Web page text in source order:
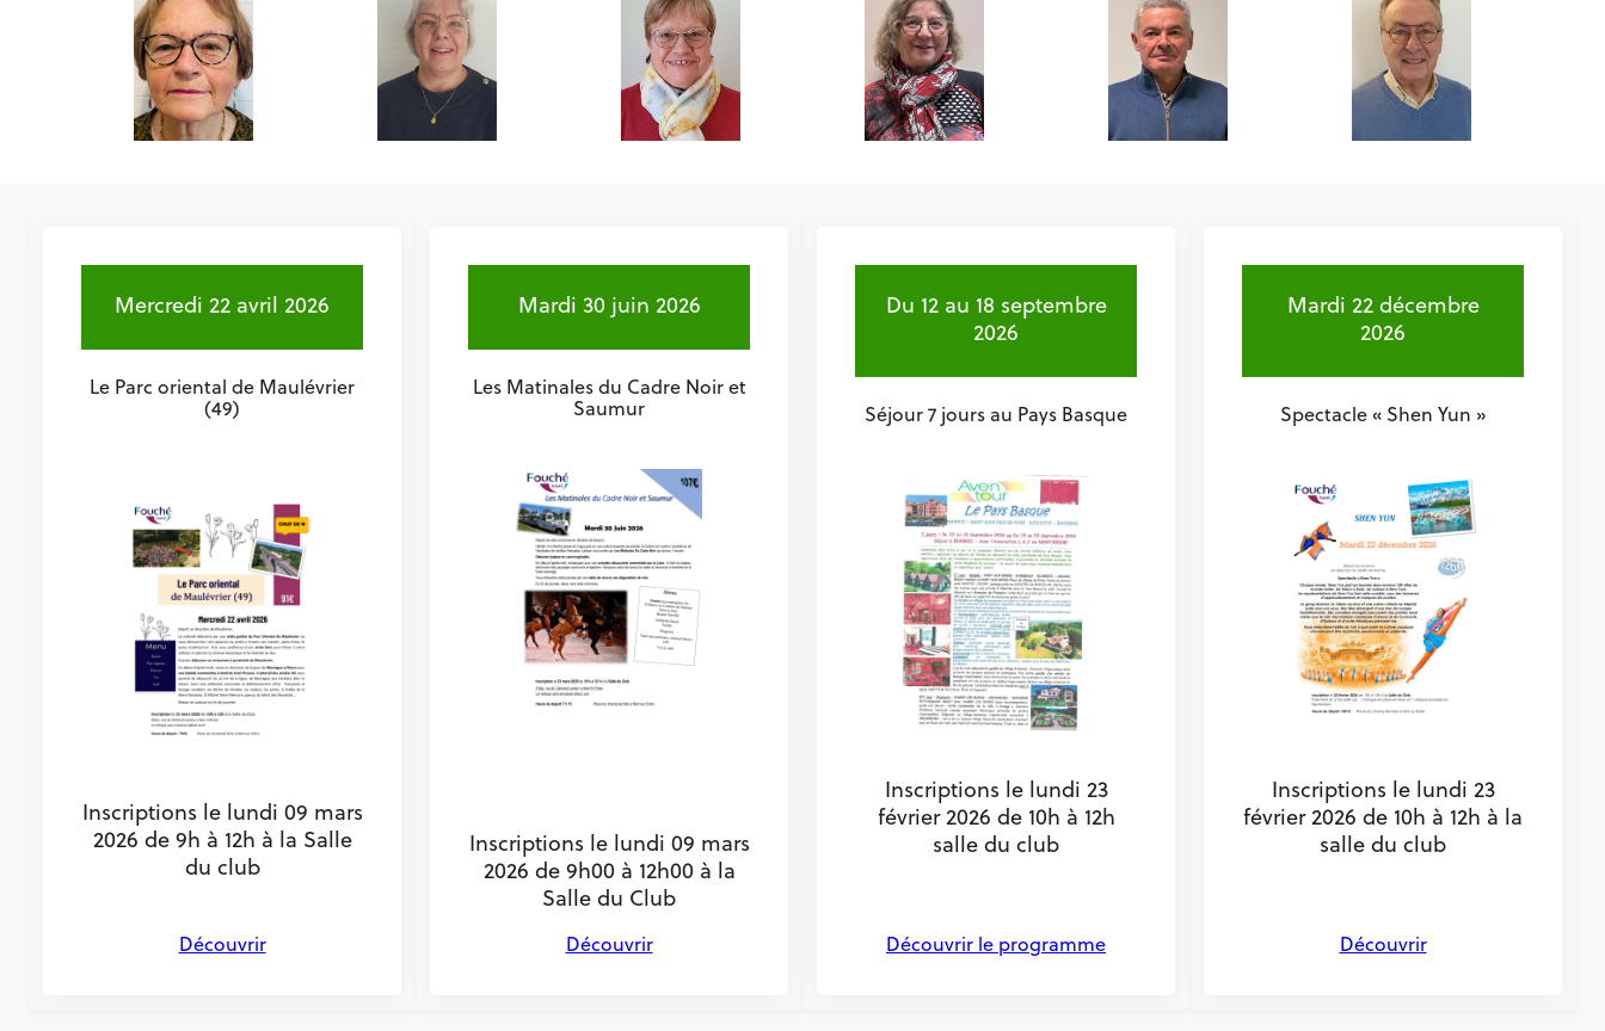
Mercredi 22 avril 2026
Le Parc oriental de Maulévrier
(49)
Inscriptions le lundi 09 mars
2026 de 9h à 12h à la Salle
du club
Découvrir
Mardi 30 juin 2026
Les Matinales du Cadre Noir et
Saumur
Inscriptions le lundi 09 mars
2026 de 9h00 à 12h00 à la
Salle du Club
Découvrir
Du 12 au 18 septembre
2026
Séjour 7 jours au Pays Basque
Inscriptions le lundi 23
février 2026 de 10h à 12h
salle du club
Découvrir le programme
Mardi 22 décembre
2026
Spectacle « Shen Yun »
Inscriptions le lundi 23
février 2026 de 10h à 12h à la
salle du club
Découvrir